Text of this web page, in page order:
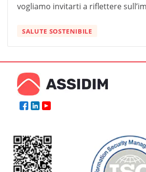
vogliamo invitarti a riflettere
SALUTE SOSTENIBILE